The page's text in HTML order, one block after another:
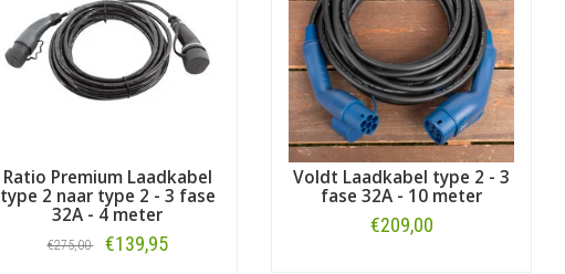
Ratio Premium Laadkabel
type 2 naar type 2 - 3 fase
32A - 4 meter
€275,00 €139,95
Voldt Laadkabel type 2 - 3
fase 32A - 10 meter
€209,00